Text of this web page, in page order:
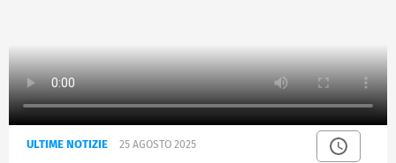
ULTIME NOTIZIE 25 AGOSTO 2025